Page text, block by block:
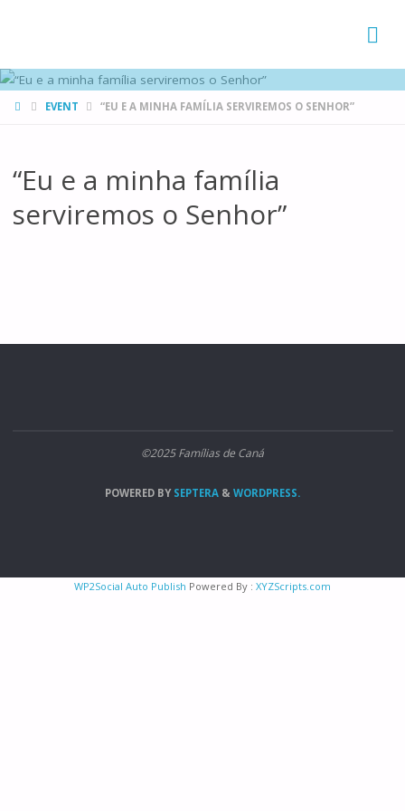
HOMEEVENT “EU E A MINHA FAMÍLIA SERVIREMOS O SENHOR”
“Eu e a minha família
serviremos o Senhor”
©2025 Famílias de Caná
POWERED BYSEPTERA & WORDPRESS.
WP2Social Auto Publish Powered By : XYZScripts.com